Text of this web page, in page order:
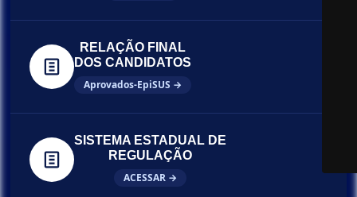
RELAÇÃO FINAL
DOS CANDIDATOS
Aprovados-EpiSUS →
SISTEMA ESTADUAL DE
REGULAÇÃO
ACESSAR →